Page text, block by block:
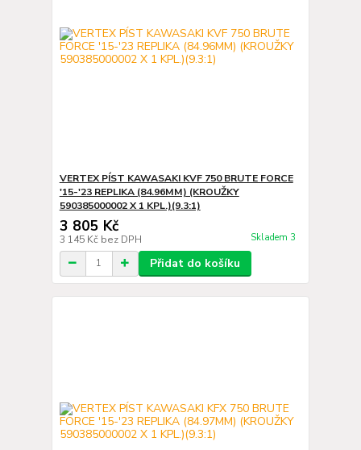
VERTEX PÍST KAWASAKI KVF 750 BRUTE FORCE
'15-'23 REPLIKA (84.96MM) (KROUŽKY
590385000002 X 1 KPL.)(9.3:1)
3 805 Kč
3 145 Kč bez DPH Skladem 3
Přidat do košíku